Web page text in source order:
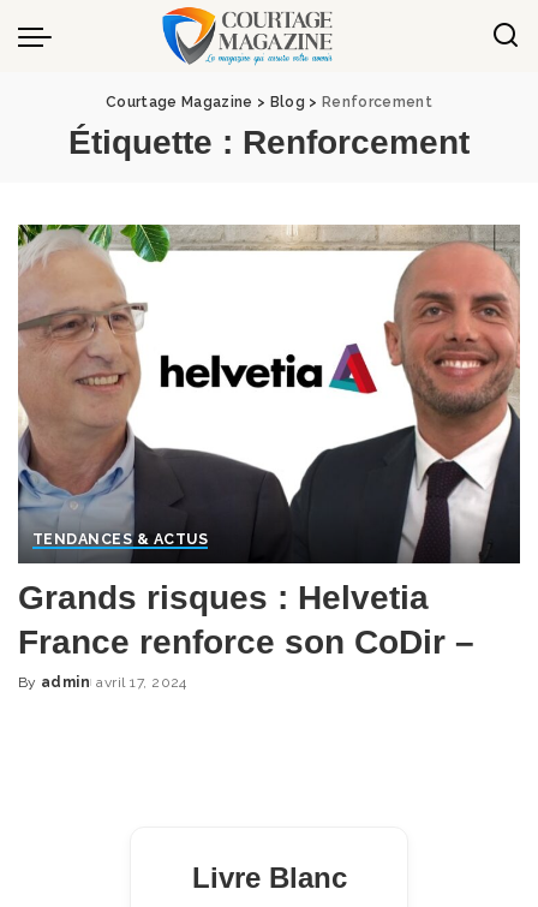
Panneau de gestion des cookies
Courtage Magazine > Blog > Renforcement
Étiquette : Renforcement
TENDANCES & ACTUS
Grands risques : Helvetia
France renforce son CoDir –
Posted
By admin avril 17, 2024
Livre Blanc